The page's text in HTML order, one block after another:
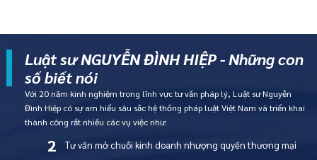
Luật sư NGUYỄN ĐÌNH HIỆP - Những con
số biết nói
Với 20 năm kinh nghiệm trong lĩnh vực tư vấn pháp lý, Luật sư Nguyễn
Đình Hiệp có sự am hiểu sâu sắc hệ thống pháp luật Việt Nam và triển khai
thành công rất nhiều các vụ việc như:
2 Tư vấn mở chuỗi kinh doanh nhượng quyền thương mại